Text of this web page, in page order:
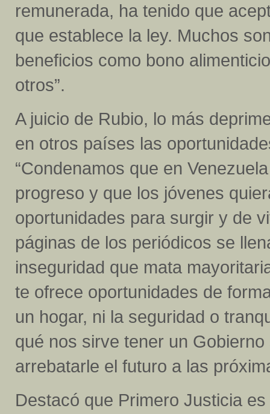
remunerada, ha tenido que
que establece la ley. Muchos
beneficios como bono
otros”.
A juicio de Rubio, lo más
en otros países las
“Condenamos que en
progreso y que los jóvenes
oportunidades para surgir y de
páginas de los periódicos se
inseguridad que mata
te ofrece oportunidades de
un hogar, ni la seguridad o
qué nos sirve tener un
arrebatarle el futuro a las
Destacó que Primero Justicia